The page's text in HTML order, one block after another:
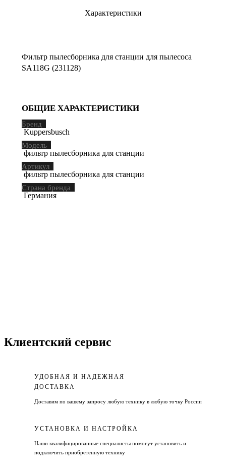
Характеристики
Фильтр пылесборника для станции для пылесоса
SA118G (231128)
ОБЩИЕ ХАРАКТЕРИСТИКИ
Бренд
Kuppersbusch
Модель
фильтр пылесборника для станции
Артикул
фильтр пылесборника для станции
Страна бренда
Германия
Клиентский сервис
УДОБНАЯ И НАДЕЖНАЯ
ДОСТАВКА
Доставим по вашему запросу любую технику в любую точку России
УСТАНОВКА И НАСТРОЙКА
Наши квалифицированные специалисты помогут установить и
подключить приобретенную технику